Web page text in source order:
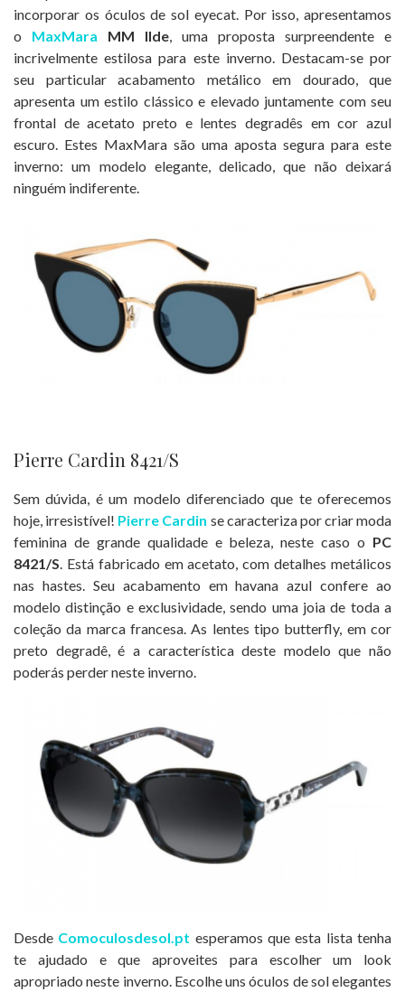
incorporar os óculos de sol eyecat. Por isso, apresentamos
o MaxMara MM Ilde, uma proposta surpreendente e
incrivelmente estilosa para este inverno. Destacam-se por
seu particular acabamento metálico em dourado, que
apresenta um estilo clássico e elevado juntamente com seu
frontal de acetato preto e lentes degradês em cor azul
escuro. Estes MaxMara são uma aposta segura para este
inverno: um modelo elegante, delicado, que não deixará
ninguém indiferente.
Pierre Cardin 8421/S
Sem dúvida, é um modelo diferenciado que te oferecemos
hoje, irresistível! Pierre Cardin se caracteriza por criar moda
feminina de grande qualidade e beleza, neste caso o PC
8421/S. Está fabricado em acetato, com detalhes metálicos
nas hastes. Seu acabamento em havana azul confere ao
modelo distinção e exclusividade, sendo uma joia de toda a
coleção da marca francesa. As lentes tipo butterfly, em cor
preto degradê, é a característica deste modelo que não
poderás perder neste inverno.
Desde Comoculosdesol.pt esperamos que esta lista tenha
te ajudado e que aproveites para escolher um look
apropriado neste inverno. Escolhe uns óculos de sol elegantes